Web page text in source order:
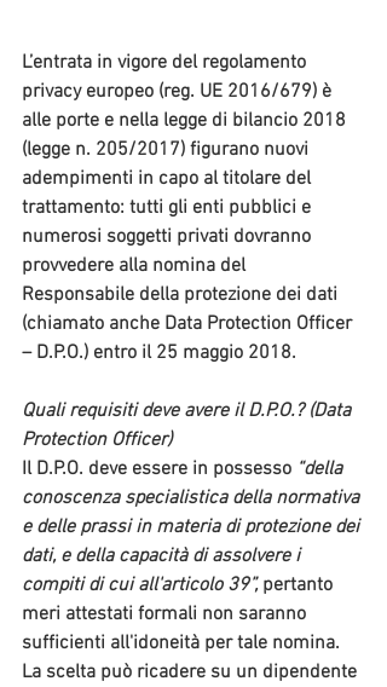
L’entrata in vigore del regolamento
privacy europeo (reg. UE 2016/679) è
alle porte e nella legge di bilancio 2018
(legge n. 205/2017) figurano nuovi
adempimenti in capo al titolare del
trattamento: tutti gli enti pubblici e
numerosi soggetti privati dovranno
provvedere alla nomina del
Responsabile della protezione dei dati
(chiamato anche Data Protection Officer
– D.P.O.) entro il 25 maggio 2018.
Quali requisiti deve avere il D.P.O.? (Data
Protection Officer)
Il D.P.O. deve essere in possesso “della
conoscenza specialistica della normativa
e delle prassi in materia di protezione dei
dati, e della capacità di assolvere i
compiti di cui all'articolo 39”, pertanto
meri attestati formali non saranno
sufficienti all'idoneità per tale nomina.
La scelta può ricadere su un dipendente